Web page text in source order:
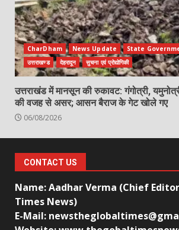
CharDham News Update State
उत्तराखण्ड
देहरादून सुचना एवं प्रोद्योगिकी
उत्तराखंड में मानसून की रुकावट: गंगोत्री,
की वजह से असर; आसन बैराज के गेट खोले गए
06/08/2026
CONTACT US
Name: Aadhar Verma (Chief
Times News)
E-Mail: